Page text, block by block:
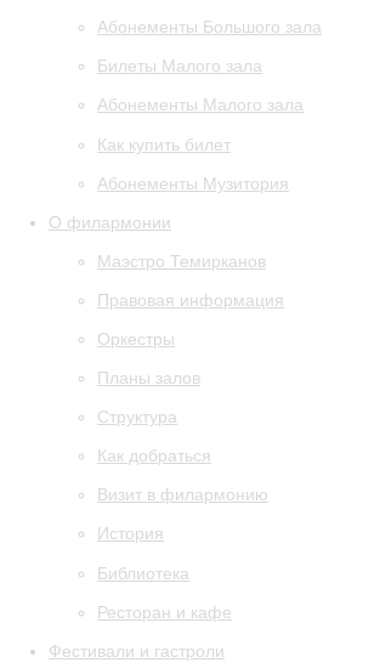
Абонементы Большого зала
Билеты Малого зала
Абонементы Малого зала
Как купить билет
Абонементы Музитория
О филармонии
Маэстро Темирканов
Правовая информация
Оркестры
Планы залов
Структура
Как добраться
Визит в филармонию
История
Библиотека
Ресторан и кафе
Фестивали и гастроли